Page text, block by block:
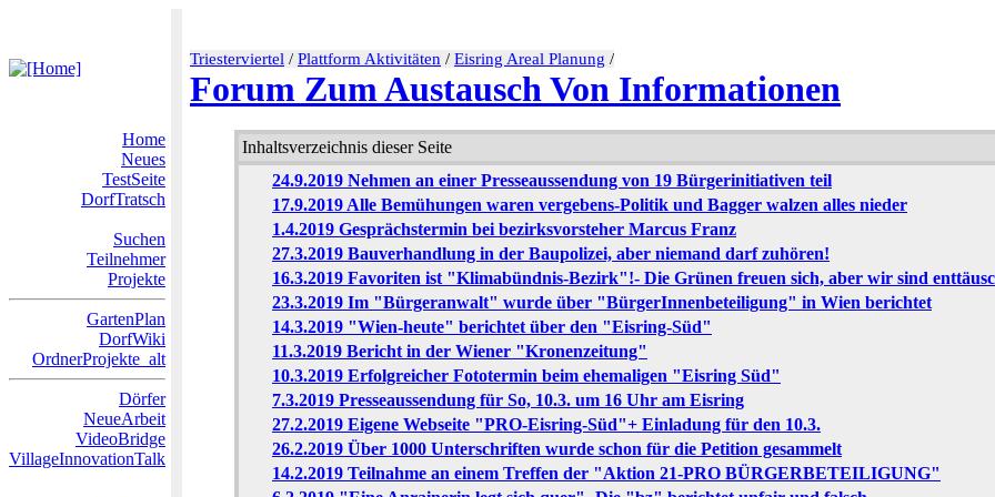
Triesterviertel / Plattform Aktivitäten / Eisring Areal Planung /
Forum Zum Austausch Von Informationen
Home
Neues
TestSeite
DorfTratsch
Suchen
Teilnehmer
Projekte
GartenPlan
DorfWiki
OrdnerProjekte_alt
Dörfer
NeueArbeit
VideoBridge
VillageInnovationTalk
Inhaltsverzeichnis dieser Seite
24.9.2019 Nehmen an einer Presseaussendung von 19 Bürgerinitiativen teil
17.9.2019 Alle Bemühungen waren vergebens-Politik und Bagger walzen alles nieder
1.4.2019 Gesprächstermin bei bezirksvorsteher Marcus Franz
27.3.2019 Bauverhandlung in der Baupolizei, aber niemand darf zuhören!
16.3.2019 Favoriten ist "Klimabündnis-Bezirk"!- Die Grünen freuen sich, aber wir sind
23.3.2019 Im "Bürgeranwalt" wurde über "BürgerInnenbeteiligung" in Wien berichtet
14.3.2019 "Wien-heute" berichtet über den "Eisring-Süd"
11.3.2019 Bericht in der Wiener "Kronenzeitung"
10.3.2019 Erfolgreicher Fototermin beim ehemaligen "Eisring Süd"
7.3.2019 Presseaussendung für So, 10.3. um 16 Uhr am Eisring
27.2.2019 Eigene Webseite "PRO-Eisring-Süd"+ Einladung für den 10.3.
26.2.2019 Über 1000 Unterschriften wurde schon für die Petition gesammelt
14.2.2019 Teilnahme an einem Treffen der "Aktion 21-PRO BÜRGERBETEILIGUNG"